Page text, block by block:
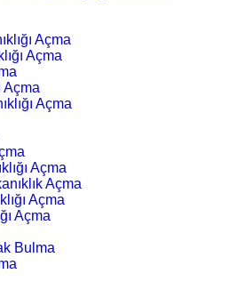
Açma
Açma
Açma
Açma
Açma
Açma
Açma
Açma
Bulma